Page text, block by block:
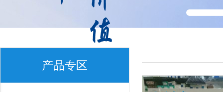
产品专区